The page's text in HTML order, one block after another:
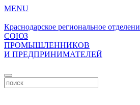
MENU
Краснодарское региональное
СОЮЗ
ПРОМЫШЛЕННИКОВ
И ПРЕДПРИНИМАТЕЛЕЙ